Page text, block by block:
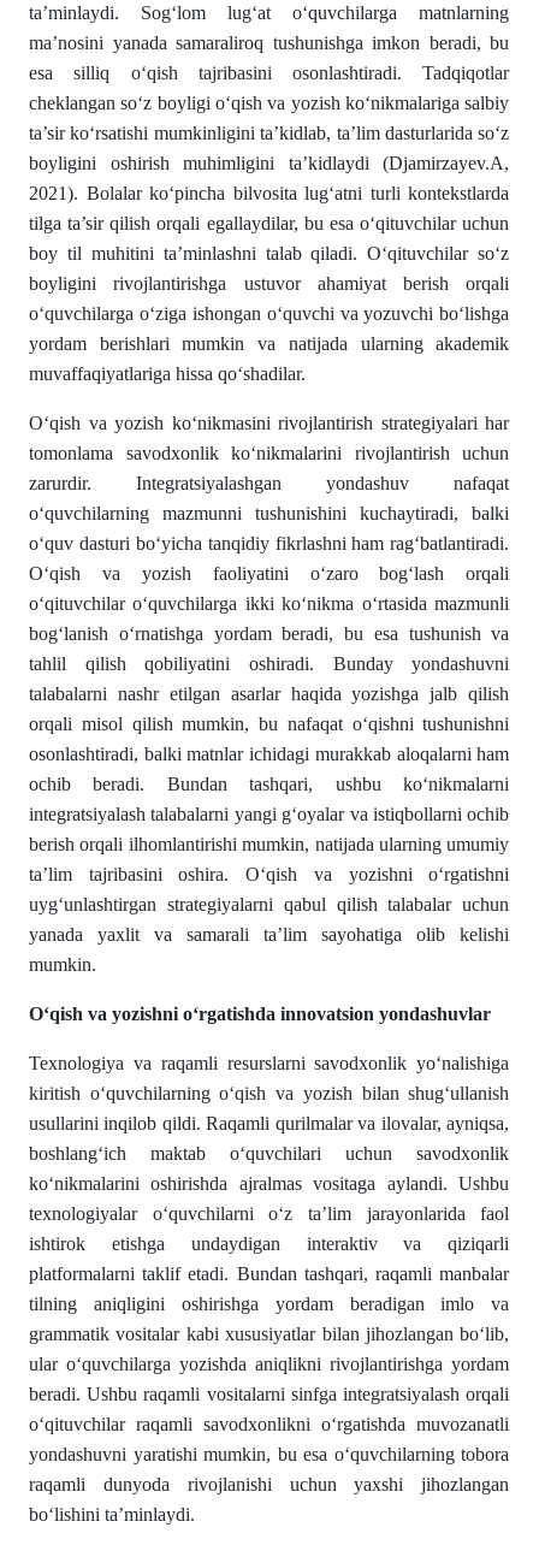
ta’minlaydi. Sogʻlom lugʻat oʻquvchilarga matnlarning
ma’nosini yanada samaraliroq tushunishga imkon beradi, bu
esa silliq oʻqish tajribasini osonlashtiradi. Tadqiqotlar
cheklangan soʻz boyligi oʻqish va yozish koʻnikmalariga salbiy
ta’sir koʻrsatishi mumkinligini ta’kidlab, ta’lim dasturlarida soʻz
boyligini oshirish muhimligini ta’kidlaydi (Djamirzayev.A,
2021). Bolalar koʻpincha bilvosita lugʻatni turli kontekstlarda
tilga ta’sir qilish orqali egallaydilar, bu esa oʻqituvchilar uchun
boy til muhitini ta’minlashni talab qiladi. Oʻqituvchilar soʻz
boyligini rivojlantirishga ustuvor ahamiyat berish orqali
oʻquvchilarga oʻziga ishongan oʻquvchi va yozuvchi boʻlishga
yordam berishlari mumkin va natijada ularning akademik
muvaffaqiyatlariga hissa qoʻshadilar.
Oʻqish va yozish ko‘nikmasini rivojlantirish strategiyalari har
tomonlama savodxonlik koʻnikmalarini rivojlantirish uchun
zarurdir. Integratsiyalashgan yondashuv nafaqat
oʻquvchilarning mazmunni tushunishini kuchaytiradi, balki
oʻquv dasturi boʻyicha tanqidiy fikrlashni ham ragʻbatlantiradi.
Oʻqish va yozish faoliyatini oʻzaro bogʻlash orqali
oʻqituvchilar oʻquvchilarga ikki koʻnikma oʻrtasida mazmunli
bogʻlanish oʻrnatishga yordam beradi, bu esa tushunish va
tahlil qilish qobiliyatini oshiradi. Bunday yondashuvni
talabalarni nashr etilgan asarlar haqida yozishga jalb qilish
orqali misol qilish mumkin, bu nafaqat oʻqishni tushunishni
osonlashtiradi, balki matnlar ichidagi murakkab aloqalarni ham
ochib beradi. Bundan tashqari, ushbu koʻnikmalarni
integratsiyalash talabalarni yangi gʻoyalar va istiqbollarni ochib
berish orqali ilhomlantirishi mumkin, natijada ularning umumiy
ta’lim tajribasini oshira. Oʻqish va yozishni oʻrgatishni
uygʻunlashtirgan strategiyalarni qabul qilish talabalar uchun
yanada yaxlit va samarali ta’lim sayohatiga olib kelishi
mumkin.
Oʻqish va yozishni oʻrgatishda innovatsion yondashuvlar
Texnologiya va raqamli resurslarni savodxonlik yoʻnalishiga
kiritish oʻquvchilarning oʻqish va yozish bilan shugʻullanish
usullarini inqilob qildi. Raqamli qurilmalar va ilovalar, ayniqsa,
boshlangʻich maktab oʻquvchilari uchun savodxonlik
koʻnikmalarini oshirishda ajralmas vositaga aylandi. Ushbu
texnologiyalar oʻquvchilarni oʻz ta’lim jarayonlarida faol
ishtirok etishga undaydigan interaktiv va qiziqarli
platformalarni taklif etadi. Bundan tashqari, raqamli manbalar
tilning aniqligini oshirishga yordam beradigan imlo va
grammatik vositalar kabi xususiyatlar bilan jihozlangan boʻlib,
ular oʻquvchilarga yozishda aniqlikni rivojlantirishga yordam
beradi. Ushbu raqamli vositalarni sinfga integratsiyalash orqali
oʻqituvchilar raqamli savodxonlikni oʻrgatishda muvozanatli
yondashuvni yaratishi mumkin, bu esa oʻquvchilarning tobora
raqamli dunyoda rivojlanishi uchun yaxshi jihozlangan
boʻlishini ta’minlaydi.